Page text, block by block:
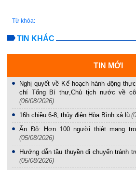
Từ khóa:
TIN KHÁC
TIN MỚI
Nghị quyết về Kế hoạch hành động
chí Tổng Bí thư,Chủ tịch nước về
(06/08/2026)
16h chiều 6-8, thủy điện Hòa Bình xả lũ
Ấn Độ: Hơn 100 người thiệt mạng
(05/08/2026)
Hướng dẫn tầu thuyền di chuyển tránh
(05/08/2026)